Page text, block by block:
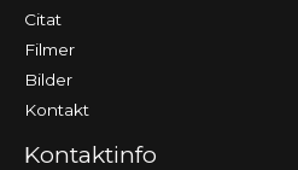
Citat
Filmer
Bilder
Kontakt
Kontaktinfo